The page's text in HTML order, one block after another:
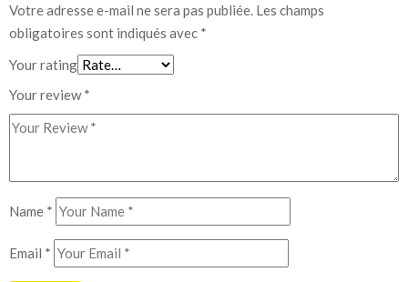
Votre adresse e-mail ne sera pas publiée. Les champs
obligatoires sont indiqués avec *
Your rating
Your review*
Name *
Email *